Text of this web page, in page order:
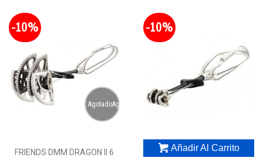
AgotadoAgotado
-10%
FRIENDS DMM DRAGON II 6
-10%
Añadir Al Carrito